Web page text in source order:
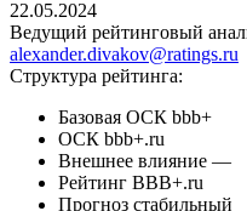
22.05.2024
Ведущий рейтинговый
alexander.divakov@ratings.ru
Структура рейтинга:
Базовая ОСК bbb+
ОСК bbb+.ru
Внешнее влияние —
Рейтинг BBB+.ru
Прогноз стабильный